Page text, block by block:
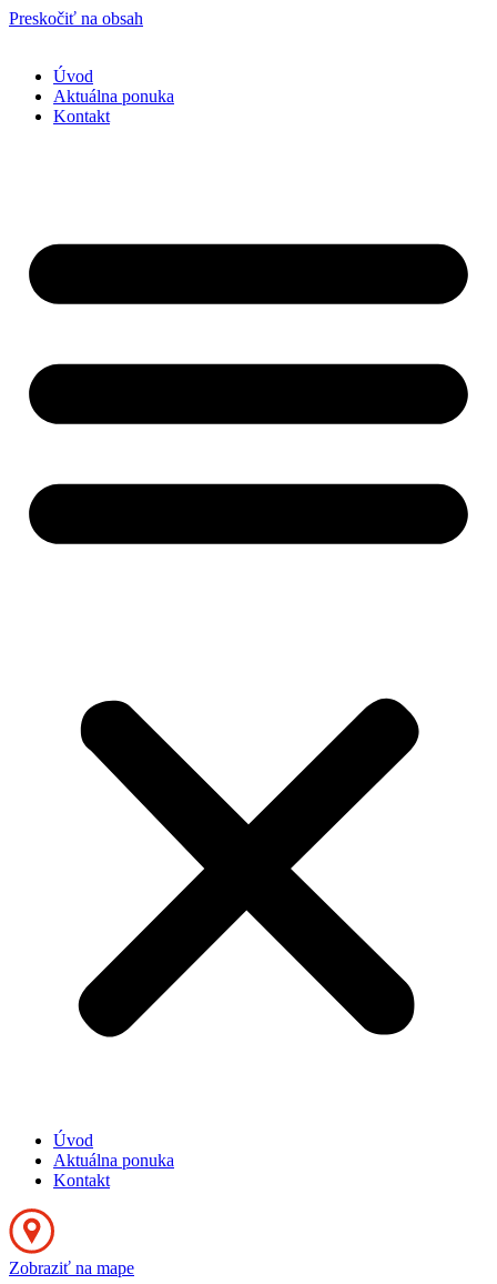
Preskočiť na obsah
Úvod
Aktuálna ponuka
Kontakt
Úvod
Aktuálna ponuka
Kontakt
Zobraziť na mape